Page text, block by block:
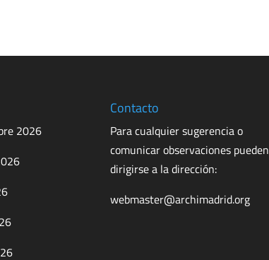
2026
Contacto
Para cualquier sugerencia o
comunicar observaciones pueden
dirigirse a la dirección:
webmaster@archimadrid.org